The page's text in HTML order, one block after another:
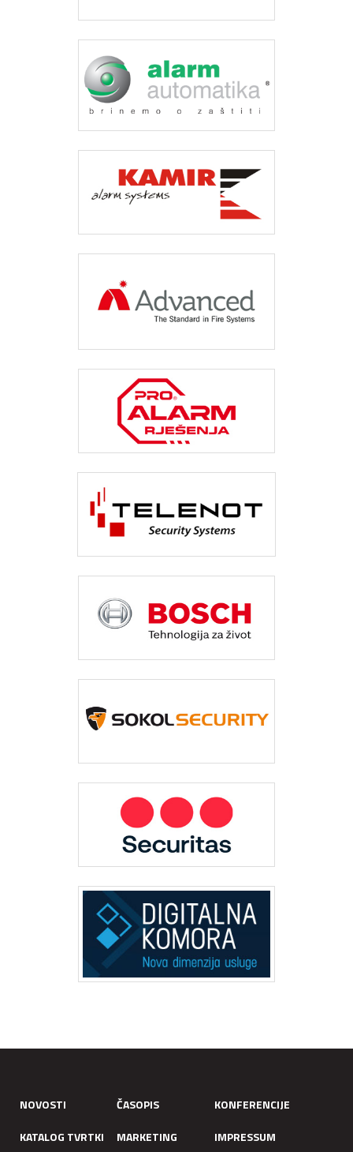
NOVOSTI ČASOPIS
KONFERENCIJE
KATALOG TVRTKI
MARKETING IMPRESSUM